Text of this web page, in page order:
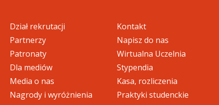
Dział rekrutacji
Partnerzy
Patronaty
Dla mediów
Media o nas
Nagrody i wyróżnienia
Kontakt
Napisz do nas
Wirtualna Uczelnia
Stypendia
Kasa, rozliczenia
Praktyki studenckie